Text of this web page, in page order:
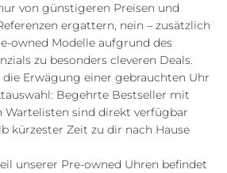
von günstigeren Preisen und
ergattern, nein – zusätzlich
owned Modelle aufgrund des
zu besonders cleveren Deals.
Erwägung einer gebrauchten Uhr
Begehrte Bestseller mit
Wartelisten sind direkt verfügbar
kürzester Zeit zu dir nach Hause
unserer Pre-owned Uhren befindet